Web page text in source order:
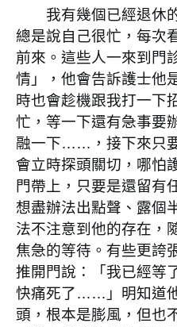
我有幾個已經退休
總是說自己很忙，每次
前來。這些人一來到門
情」，他會告訴護士他
時也會趁機跟我打一下
忙，等一下還有急事要
融一下……，接下來只
會立時探頭關切，哪怕
門帶上，只要是還留有
想盡辦法出點聲、露個
法不注意到他的存在，
焦急的等待。有些更誇
推開門說：「我已經等
快痛死了……」明知道
頭，根本是膨風，但也